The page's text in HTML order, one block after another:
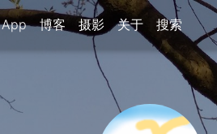
App 博客 摄影 关于 搜索